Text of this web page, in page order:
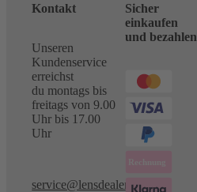
Kontakt
Unseren
Kundenservice
erreichst
du montags bis
freitags von 9.00
Uhr bis 17.00
Uhr
service@lensdealer.com
Sicher
einkaufen
und bezahlen